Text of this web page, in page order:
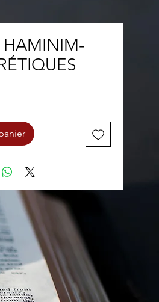
HAMINIM-